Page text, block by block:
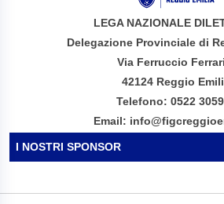
LEGA NAZIONALE
Delegazione Provinciale di
Via Ferruccio
42124 Reggio
Telefono: 0522
Email:
I NOSTRI SPONSOR